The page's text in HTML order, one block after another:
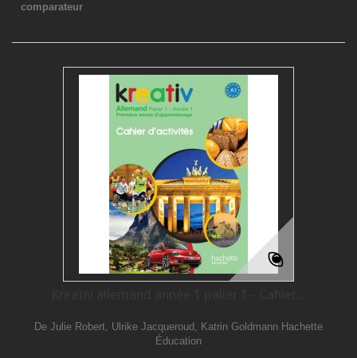
comparateur
De Julie Robert, Ulrike Jacqueroud, Katrin Goldmann Hachette
Éducation